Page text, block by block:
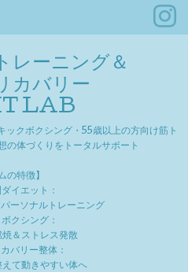
レーニング＆
カバリー
LAB
ックボクシング・55歳以上の方向け筋ト
の体づくりをトータルサポート
の特徴】
イエット：
ーソナルトレーニング
クシング：
＆ストレス発散
バリー整体：
て動きやすい体へ